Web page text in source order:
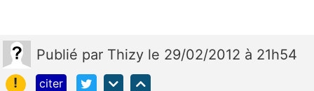
Publié par Thizy le 29/02/2012 à 21h54
!
citer